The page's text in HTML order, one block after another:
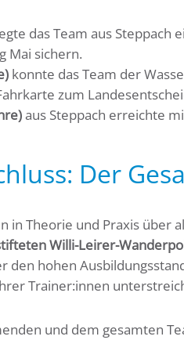
das Team aus Steppach
Mai sichern.
konnte das Team der
zum
aus Steppach erreichte
Der
in Theorie und Praxis über
Willi-Leirer-
den hohen
Trainer:innen
und dem gesamten